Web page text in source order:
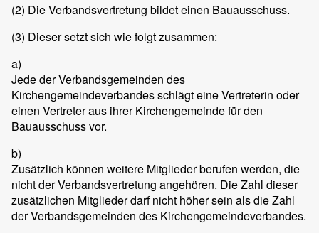
(2) Die Verbandsvertretung bildet einen Bauausschuss.
(3) Dieser setzt sich wie folgt zusammen:
a)
Jede der Verbandsgemeinden des
Kirchengemeindeverbandes schlägt eine Vertreterin oder
einen Vertreter aus ihrer Kirchengemeinde für den
Bauausschuss vor.
b)
Zusätzlich können weitere Mitglieder berufen werden, die
nicht der Verbandsvertretung angehören. Die Zahl dieser
zusätzlichen Mitglieder darf nicht höher sein als die Zahl
der Verbandsgemeinden des Kirchengemeindeverbandes.